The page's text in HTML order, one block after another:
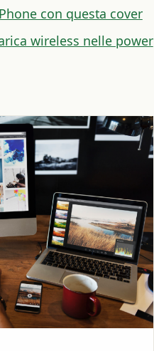
con questa cover
wireless nelle power